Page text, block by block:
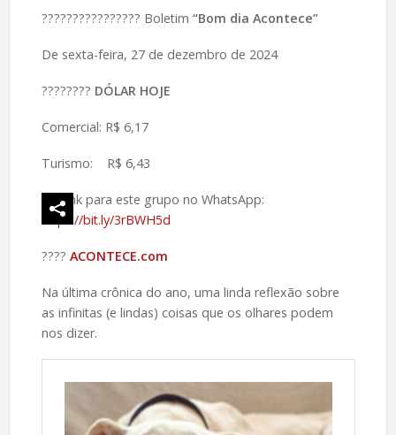
???????????????? Boletim “Bom dia Acontece”
De sexta-feira, 27 de dezembro de 2024
????️???? DÓLAR HOJE
Comercial: R$ 6,17
Turismo: R$ 6,43
Link para este grupo no WhatsApp:
https://bit.ly/3rBWH5d
????️ ACONTECE.com
Na última crônica do ano, uma linda reflexão sobre
as infinitas (e lindas) coisas que os olhares podem
nos dizer.